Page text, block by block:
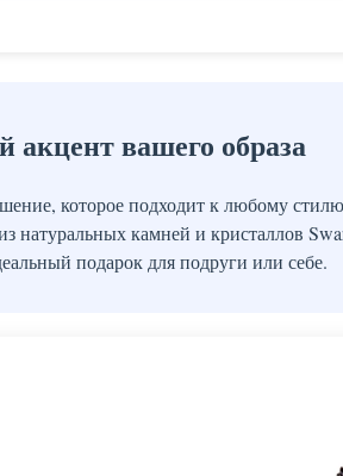
вашего образа
которое подходит к любому
натуральных камней и кристаллов
подарок для подруги или себе.